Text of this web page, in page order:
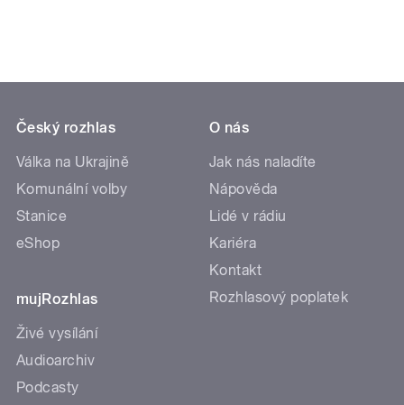
Český rozhlas
Válka na Ukrajině
Komunální volby
Stanice
eShop
mujRozhlas
Živé vysílání
Audioarchiv
Podcasty
O nás
Jak nás naladíte
Nápověda
Lidé v rádiu
Kariéra
Kontakt
Rozhlasový poplatek